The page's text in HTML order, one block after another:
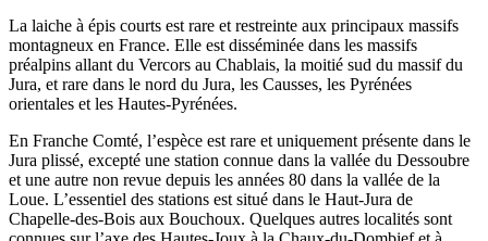
La laiche à épis courts est rare et restreinte aux principaux massifs
montagneux en France. Elle est disséminée dans les massifs
préalpins allant du Vercors au Chablais, la moitié sud du massif du
Jura, et rare dans le nord du Jura, les Causses, les Pyrénées
orientales et les Hautes-Pyrénées.
En Franche Comté, l’espèce est rare et uniquement présente dans le
Jura plissé, excepté une station connue dans la vallée du Dessoubre
et une autre non revue depuis les années 80 dans la vallée de la
Loue. L’essentiel des stations est situé dans le Haut-Jura de
Chapelle-des-Bois aux Bouchoux. Quelques autres localités sont